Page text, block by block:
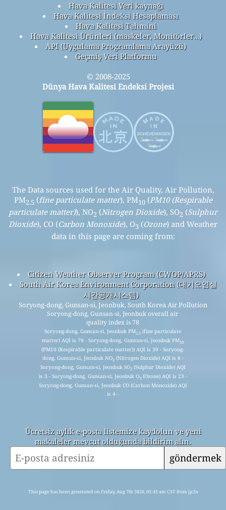
Hava Kalitesi Veri kaynağı
Hava Kalitesi İndeksi Hesaplaması
Hava Kalitesi Tahmini
Hava Kalitesi Ürünleri (maskeler, Monitörler…)
API (Uygulama Programlama Arayüzü)
Geçmiş Veri Platformu
© 2008-2025
Dünya Hava Kalitesi Endeksi Projesi
The Data sources used for the Air Quality, Air Pollution,
PM2.5 (fine particulate matter), PM10(PM10 (Respirable
particulate matter)), NO2 (Nitrogen Dioxide), SO2 (Sulphur
Dioxide), CO (Carbon Monoxide), O3 (Ozone) and Weather
data in this page are coming from:
Citizen Weather Observer Program (CWOP/APRS)
South Air Korea Environment Corporation (대기오염실
시간공개시스템)
Soryong-dong, Gunsan-si, Jeonbuk, South Korea Air Pollution
Soryong-dong, Gunsan-si, Jeonbuk overall air
quality index is 78
Soryong-dong, Gunsan-si, Jeonbuk PM2.5 (fine particulate
matter) AQI is 78 - Soryong-dong, Gunsan-si, Jeonbuk PM10
(PM10 (Respirable particulate matter)) AQI is 30 - Soryong-
dong, Gunsan-si, Jeonbuk NO2(Nitrogen Dioxide) AQI is 8 -
Soryong-dong, Gunsan-si, Jeonbuk SO2(Sulphur Dioxide) AQI
is 3 - Soryong-dong, Gunsan-si, Jeonbuk O3(Ozone) AQI is 23 -
Soryong-dong, Gunsan-si, Jeonbuk CO (Carbon Monoxide) AQI
is 4 -
Ücretsiz aylık e-posta listemize kaydolun ve yeni
makaleler mevcut olduğunda bildirim alın.
göndermek
This page has been generated on Friday, Aug 7th 2026, 05:45 am CST from jp2n